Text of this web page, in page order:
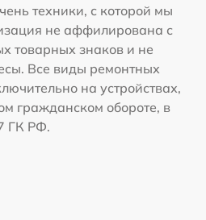
техники, с которой мы
не аффилирована с
товарных знаков и не
Все виды ремонтных
на устройствах,
гражданском обороте, в
ГК РФ.